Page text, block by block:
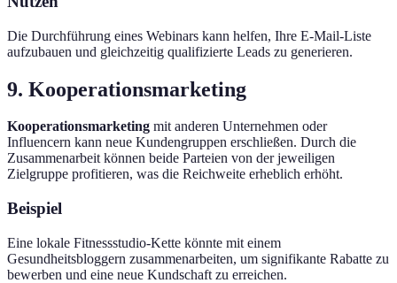
Die Durchführung eines Webinars kann helfen, Ihre E-Mail-Liste
aufzubauen und gleichzeitig qualifizierte Leads zu generieren.
9. Kooperationsmarketing
Kooperationsmarketing mit anderen Unternehmen oder
Influencern kann neue Kundengruppen erschließen. Durch die
Zusammenarbeit können beide Parteien von der jeweiligen
Zielgruppe profitieren, was die Reichweite erheblich erhöht.
Beispiel
Eine lokale Fitnessstudio-Kette könnte mit einem
Gesundheitsbloggern zusammenarbeiten, um signifikante Rabatte zu
bewerben und eine neue Kundschaft zu erreichen.